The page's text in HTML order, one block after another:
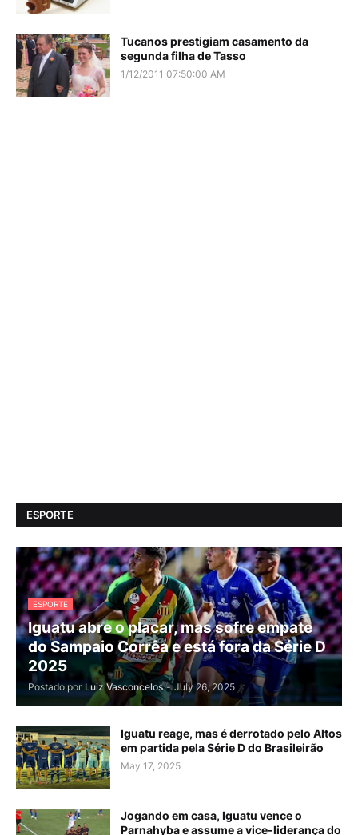
Tucanos prestigiam casamento da
segunda filha de Tasso
1/12/2011 07:50:00 AM
ESPORTE
ESPORTE
Iguatu abre o placar, mas sofre empate
do Sampaio Corrêa e está fora da Série D
2025
Postado por Luiz Vasconcelos - July 26, 2025
Iguatu reage, mas é derrotado pelo Altos
em partida pela Série D do Brasileirão
May 17, 2025
Jogando em casa, Iguatu vence o
Parnahyba e assume a vice-liderança do